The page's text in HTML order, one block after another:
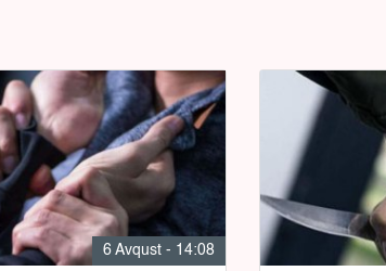
6 Avqust - 14:08